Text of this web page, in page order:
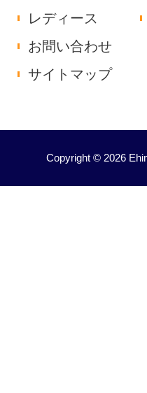
レディース
お問い合わせ
サイトマップ
Copyright © 2026